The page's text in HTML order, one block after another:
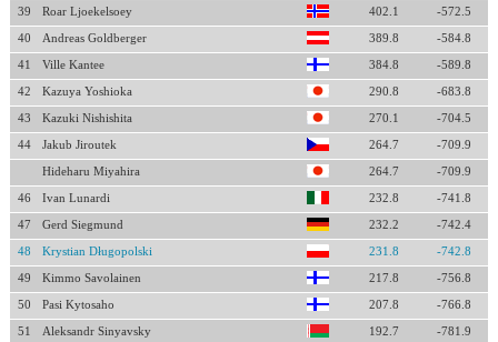
39 Roar Ljoekelsoey 402.1 -572.5
40 Andreas Goldberger 389.8 -584.8
41 Ville Kantee 384.8 -589.8
42 Kazuya Yoshioka 290.8 -683.8
43 Kazuki Nishishita 270.1 -704.5
44 Jakub Jiroutek 264.7 -709.9
Hideharu Miyahira 264.7 -709.9
46 Ivan Lunardi 232.8 -741.8
47 Gerd Siegmund 232.2 -742.4
48 Krystian Długopolski 231.8 -742.8
49 Kimmo Savolainen 217.8 -756.8
50 Pasi Kytosaho 207.8 -766.8
51 Aleksandr Sinyavsky 192.7 -781.9